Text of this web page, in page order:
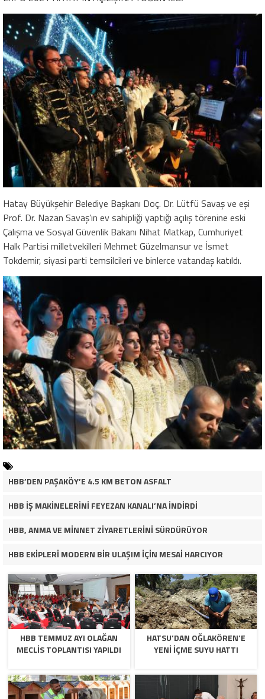
Hatay Büyükşehir Belediye Başkanı Doç. Dr. Lütfü Savaş ve eşi
Prof. Dr. Nazan Savaş’ın ev sahipliği yaptığı açılış törenine eski
Çalışma ve Sosyal Güvenlik Bakanı Nihat Matkap, Cumhuriyet
Halk Partisi milletvekilleri Mehmet Güzelmansur ve İsmet
Tokdemir, siyasi parti temsilcileri ve binlerce vatandaş katıldı.
HBB’DEN PAŞAKÖY’E 4.5 KM BETON ASFALT
HBB İŞ MAKİNELERİNİ FEYEZAN KANALI’NA İNDİRDİ
HBB, ANMA VE MİNNET ZİYARETLERİNİ SÜRDÜRÜYOR
HBB EKİPLERİ MODERN BİR ULAŞIM İÇİN MESAİ HARCIYOR
HBB TEMMUZ AYI OLAĞAN
MECLİS TOPLANTISI YAPILDI
HATSU’DAN OĞLAKÖREN’E
YENİ İÇME SUYU HATTI